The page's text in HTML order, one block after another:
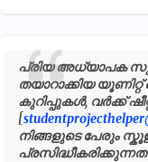
പ്രിയ അധ്യാപക
തയാറാക്കിയ
കുറിപ്പുകൾ, വർക്ക്
[
നിങ്ങളുടെ പേരും